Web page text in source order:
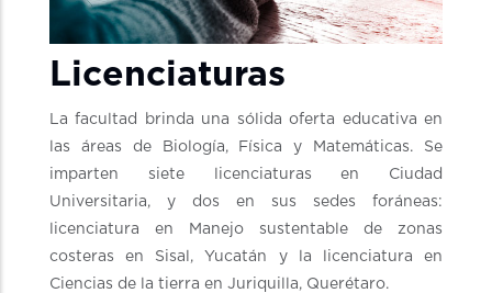
Licenciaturas
La facultad brinda una sólida oferta educativa en
las áreas de Biología, Física y Matemáticas. Se
imparten siete licenciaturas en Ciudad
Universitaria, y dos en sus sedes foráneas:
licenciatura en Manejo sustentable de zonas
costeras en Sisal, Yucatán y la licenciatura en
Ciencias de la tierra en Juriquilla, Querétaro.